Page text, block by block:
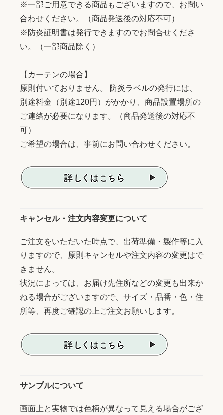
※一部ご用意できる商品もございますので、お問い
合わせください。（商品発送後の対応不可）
※防炎証明書は発行できますのでお問合せくださ
い。（一部商品除く）
【カーテンの場合】
原則付いておりません。 防炎ラベルの発行には、
別途料金（別途120円）がかかり、商品設置場所の
ご連絡が必要になります。（商品発送後の対応不
可）
ご希望の場合は、事前にお問い合わせください。
キャンセル・注文内容変更について
ご注文をいただいた時点で、出荷準備・製作等に入
りますので、原則キャンセルや注文内容の変更はで
きません。
状況によっては、お届け先住所などの変更も出来か
ねる場合がございますので、サイズ・品番・色・住
所等、再度ご確認の上ご注文お願いします。
サンプルについて
画面上と実物では色柄が異なって見える場合がござ